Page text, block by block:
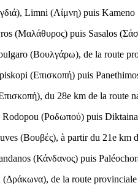
), Limni (Λίμνη) puis Kameno
(Μαλάθυρος) puis Sasalos (
(Βουλγάρω), de la route
(Επισκοπή) puis
), du 28e km de la route
Rodopou (Ροδωπού) puis
(Βουβές), à partir du 21e km
(Κάνδανος) puis
(Δράκωνα), de la route